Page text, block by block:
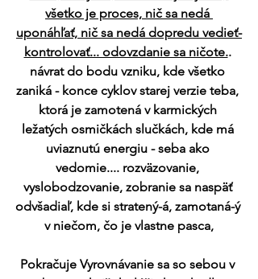
všetko je proces, nič sa nedá
uponáhľať, nič sa nedá dopredu vedieť-
kontrolovať... odovzdanie sa ničote..
návrat do bodu vzniku, kde všetko
zaniká - konce cyklov starej verzie teba,
ktorá je zamotená v karmických
ležatých osmičkách slučkách, kde má
uviaznutú energiu - seba ako
vedomie.... rozväzovanie,
vyslobodzovanie, zobranie sa naspäť
odvšadiaľ, kde si stratený-á, zamotaná-ý
v niečom, čo je vlastne pasca,
Pokračuje Vyrovnávanie sa so sebou v